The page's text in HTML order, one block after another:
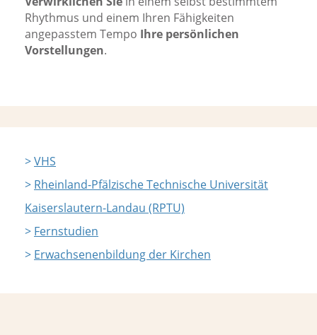
Rhythmus und einem Ihren Fähigkeiten
angepasstem Tempo Ihre persönlichen
Vorstellungen.
>VHS
> Rheinland-Pfälzische Technische Universität
Kaiserslautern-Landau (RPTU)
> Fernstudien
> Erwachsenenbildung der Kirchen